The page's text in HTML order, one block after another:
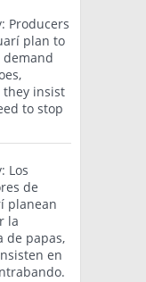
Producers
plan to
demand
insist
to stop
Los
de
planean
la
de papas,
en